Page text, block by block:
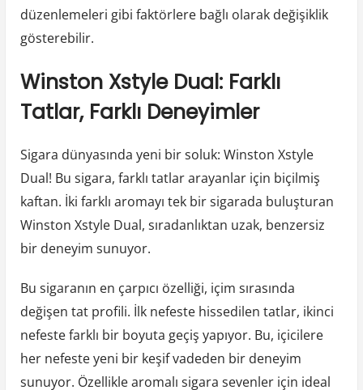
düzenlemeleri gibi faktörlere bağlı olarak değişiklik
gösterebilir.
Winston Xstyle Dual: Farklı
Tatlar, Farklı Deneyimler
Sigara dünyasında yeni bir soluk: Winston Xstyle
Dual! Bu sigara, farklı tatlar arayanlar için biçilmiş
kaftan. İki farklı aromayı tek bir sigarada buluşturan
Winston Xstyle Dual, sıradanlıktan uzak, benzersiz
bir deneyim sunuyor.
Bu sigaranın en çarpıcı özelliği, içim sırasında
değişen tat profili. İlk nefeste hissedilen tatlar, ikinci
nefeste farklı bir boyuta geçiş yapıyor. Bu, içicilere
her nefeste yeni bir keşif vadeden bir deneyim
sunuyor. Özellikle aromalı sigara sevenler için ideal